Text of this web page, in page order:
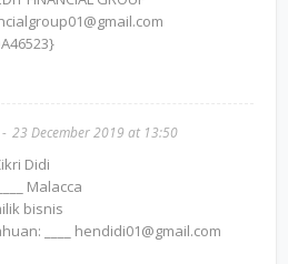
23 December 2019 at 13:50
Didi
Malacca
bisnis
____ hendidi01@gmail.com